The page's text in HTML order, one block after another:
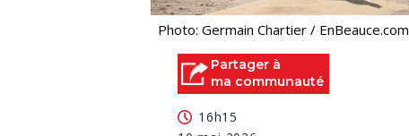
Photo: Germain Chartier / EnBeauce.com
Partager à
ma communauté
16h15